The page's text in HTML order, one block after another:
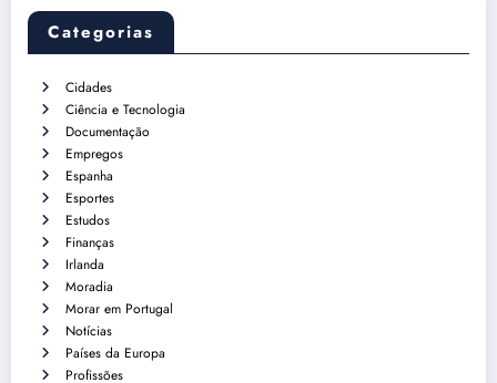
Categorias
Cidades
Ciência e Tecnologia
Documentação
Empregos
Espanha
Esportes
Estudos
Finanças
Irlanda
Moradia
Morar em Portugal
Notícias
Países da Europa
Profissões